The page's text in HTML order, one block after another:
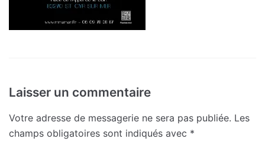
Laisser un commentaire
Votre adresse de messagerie ne sera pas publiée. Les
champs obligatoires sont indiqués avec *